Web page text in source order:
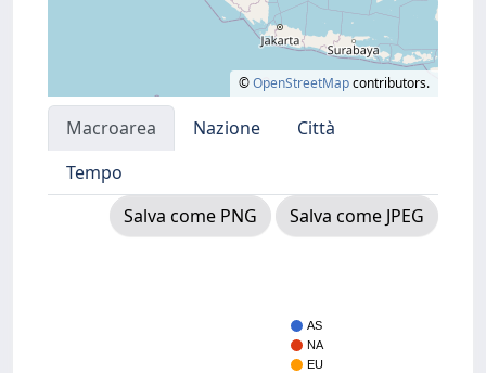
©OpenStreetMapcontributors.
Macroarea Nazione
Città
Tempo
Salva come PNG
Salva come JPEG
AS
NA
EU